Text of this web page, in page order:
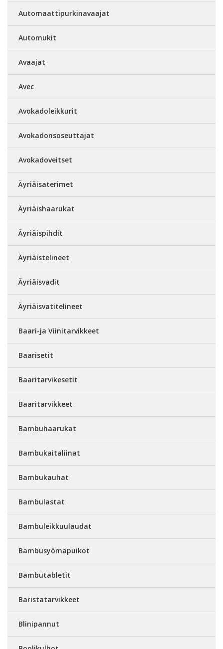
Automaattipurkinavaajat
Automukit
Avaajat
Avec
Avokadoleikkurit
Avokadonsoseuttajat
Avokadoveitset
Äyriäisaterimet
Äyriäishaarukat
Äyriäispihdit
Äyriäistelineet
Äyriäisvadit
Äyriäisvatitelineet
Baari-ja Viinitarvikkeet
Baarisetit
Baaritarvikesetit
Baaritarvikkeet
Bambuhaarukat
Bambukaitaliinat
Bambukauhat
Bambulastat
Bambuleikkuulaudat
Bambusyömäpuikot
Bambutabletit
Baristatarvikkeet
Blinipannut